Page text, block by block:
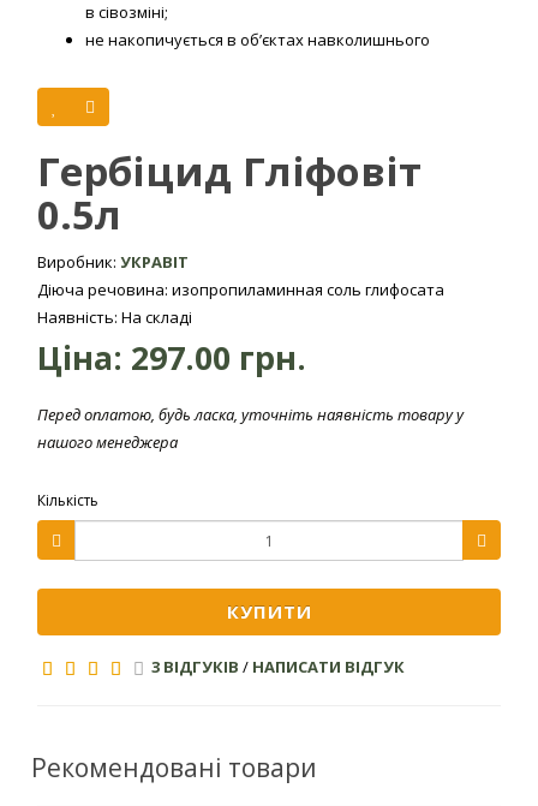
в сівозміні;
не накопичується в об’єктах навколишнього
практично не токсичний для теплокровних тварин
та безпечний для навколишнього середовища;
можливе застосування в якості десиканту перед
збиранням врожаю;
максимальна економія матеріально-технічних
ресурсів.
Форма
препарату
Розчинний концентрат
Діюча
Ізопропіламінна сіль гліфосату 480 г/л,
Хімічна група
Токсичність
небезпечності
Строки виходу
площі для
робіт
3 доби, для ручних — 7 діб після
Гербіцид Гліфовіт
0.5л
Виробник: УКРАВІТ
Діюча речовина: изопропиламинная соль глифосата
Наявність: На складі
Ціна: 297.00 грн.
Перед оплатою, будь ласка, уточніть наявність товару у
нашого менеджера
Кількість
КУПИТИ
3 ВІДГУКІВ / НАПИСАТИ ВІДГУК
Рекомендовані товари